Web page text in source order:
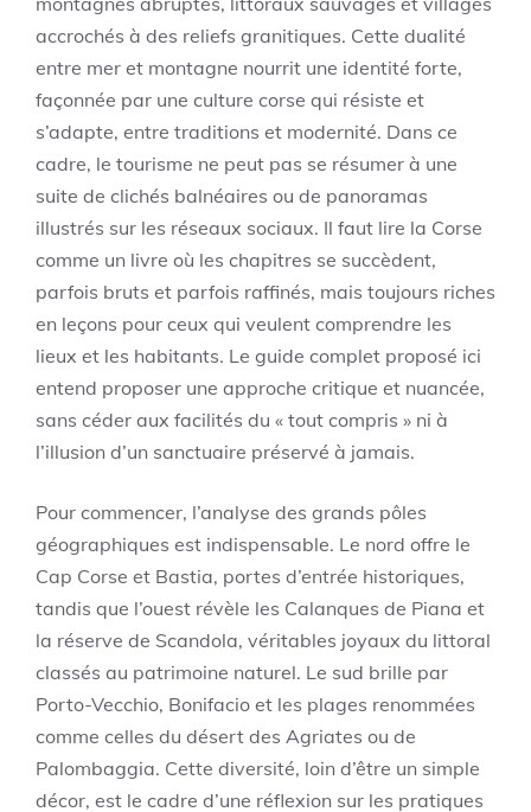
accrochés à des reliefs granitiques. Cette dualité
entre mer et montagne nourrit une identité forte,
façonnée par une culture corse qui résiste et
s’adapte, entre traditions et modernité. Dans ce
cadre, le tourisme ne peut pas se résumer à une
suite de clichés balnéaires ou de panoramas
illustrés sur les réseaux sociaux. Il faut lire la Corse
comme un livre où les chapitres se succèdent,
parfois bruts et parfois raffinés, mais toujours riches
en leçons pour ceux qui veulent comprendre les
lieux et les habitants. Le guide complet proposé ici
entend proposer une approche critique et nuancée,
sans céder aux facilités du « tout compris » ni à
l’illusion d’un sanctuaire préservé à jamais.
Pour commencer, l’analyse des grands pôles
géographiques est indispensable. Le nord offre le
Cap Corse et Bastia, portes d’entrée historiques,
tandis que l’ouest révèle les Calanques de Piana et
la réserve de Scandola, véritables joyaux du littoral
classés au patrimoine naturel. Le sud brille par
Porto-Vecchio, Bonifacio et les plages renommées
comme celles du désert des Agriates ou de
Palombaggia. Cette diversité, loin d’être un simple
décor, est le cadre d’une réflexion sur les pratiques